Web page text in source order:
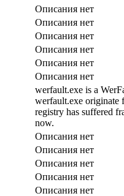
Описания нет
Описания нет
Описания нет
Описания нет
Описания нет
Описания нет
werfault.exe is a
werfault.exe originate
registry has suffered
now.
Описания нет
Описания нет
Описания нет
Описания нет
Описания нет